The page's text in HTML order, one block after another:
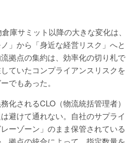
庫サミット以降の大きな変化は、
」から「身近な経営リスク」へと
拠点の集約は、効率化の切り札で
ていたコンプライアンスリスクを
でもあった。
化されるCLO（物流統括管理者）
避けて通れない。自社のサプライ
ーゾーン」のまま保管されている